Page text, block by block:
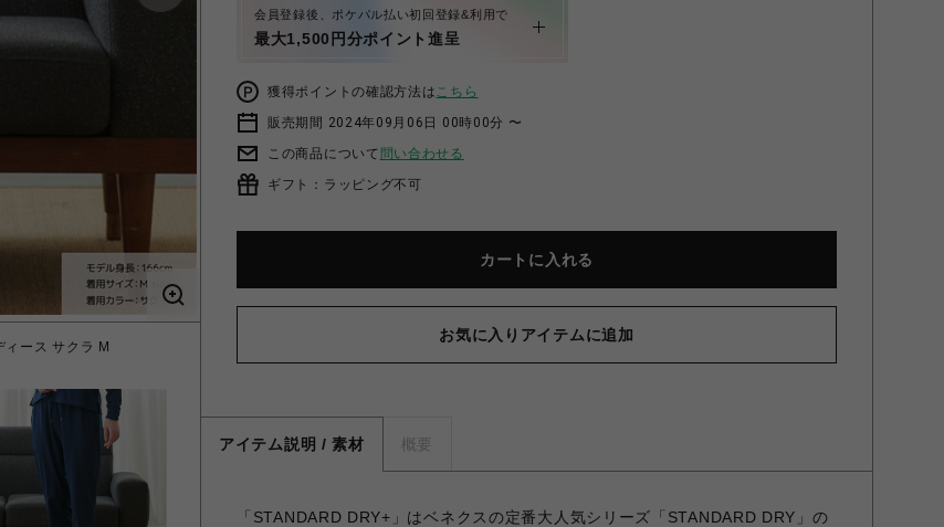
ース サクラ M VENEX スタンダードドライプラス ジョガーパンツ レディース ネイビー M
会員登録後、ポケパル払い初回登録&利用で
最大1,500円分ポイント進呈
獲得ポイントの確認方法はこちら
販売期間 2024年09月06日 00時00分 〜
この商品について 問い合わせる
ギフト：ラッピング不可
カートに入れる
お気に入りアイテムに追加
アイテム説明 / 素材 概要
「STANDARD DRY+」はベネクスの定番大人気シリーズ「STANDARD DRY」の